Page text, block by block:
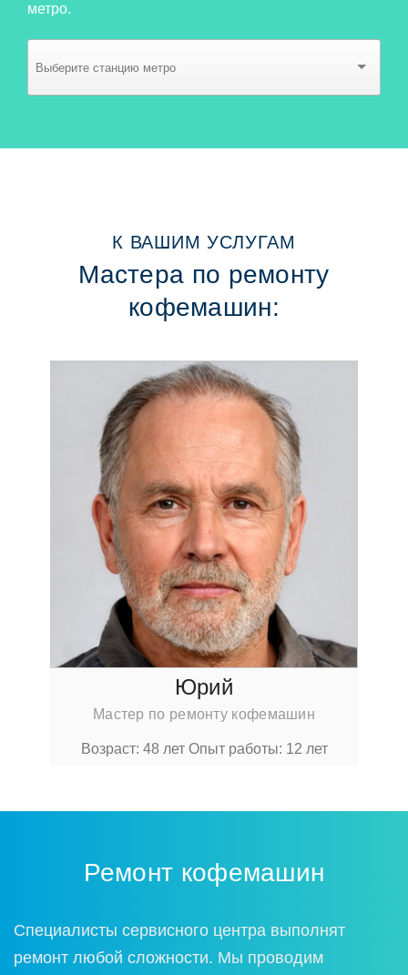
метро.
К ВАШИМ УСЛУГАМ
Мастера по ремонту
кофемашин:
Юрий
Мастер по ремонту кофемашин
Возраст: 48 летОпыт работы: 12 лет
Ремонт кофемашин
Специалисты сервисного центра выполнят
ремонт любой сложности. Мы проводим